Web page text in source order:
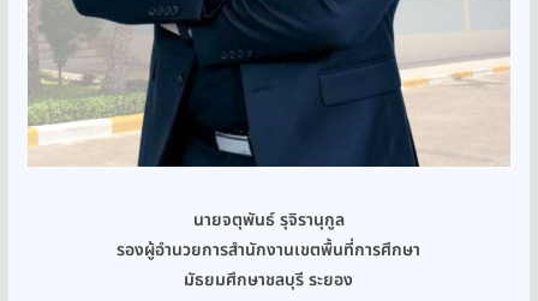
นายจตุพันธ์ รุจิรานุกูล
รองผู้อำนวยการสำนักงานเขตพื้นที่การศึกษา
มัธยมศึกษาชลบุรี ระยอง